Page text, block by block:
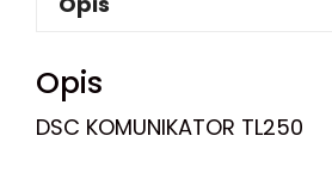
Opis
DSC KOMUNIKATOR TL250